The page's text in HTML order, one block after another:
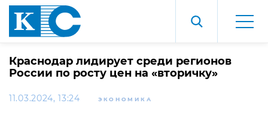
Краснодар лидирует среди регионов
России по росту цен на «вторичку»
11.03.2024, 13:24 ЭКОНОМИКА